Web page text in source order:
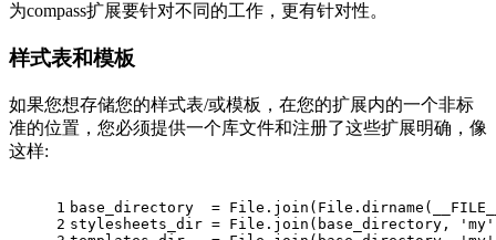
为compass扩展要针对不同的工作，更有针对性。
样式表和模板
如果您想存储您的样式表/或模板，在您的扩展内的一个非标
准的位置，您必须提供一个库文件和注册了这些扩展明确，像
这样:
1
2
base_directory  =
stylesheets_dir = File.join(base_directory,